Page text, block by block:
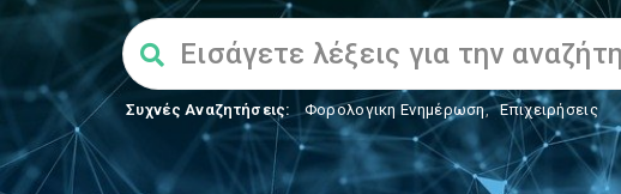
Συχνές Αναζητήσεις: Φορολογικη Ενημέρωση, Επιχειρήσεις